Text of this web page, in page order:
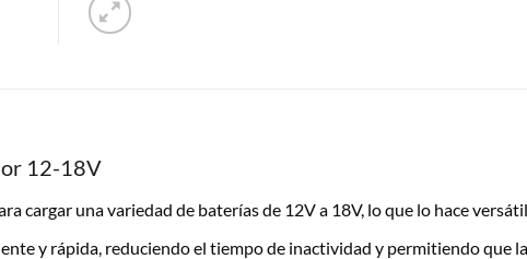
12-18V
cargar una variedad de baterías de 12V a 18V, lo que lo hace
y rápida, reduciendo el tiempo de inactividad y permitiendo que